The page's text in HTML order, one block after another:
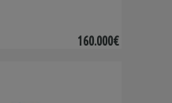
160.000€